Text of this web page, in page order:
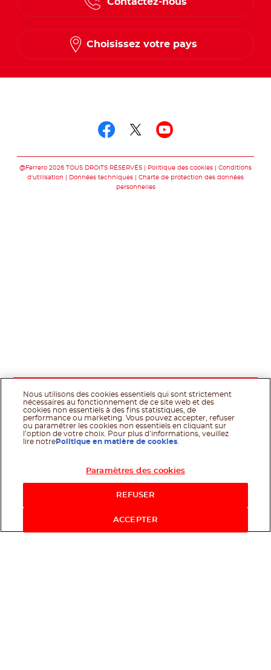
French
Choisissez votre pays
@Ferrero 2026 TOUS DROITS RÉSERVÉS Politique des cookies
Conditions
d'utilisation
Données techniques
Charte de protection des données
personnelles
Nous utilisons des cookies essentiels qui sont strictement
nécessaires au fonctionnement de ce site web et des
cookies non essentiels à des fins statistiques, de
performance ou marketing. Vous pouvez accepter, refuser
ou paramétrer les cookies non essentiels en cliquant sur
l’option de votre choix. Pour plus d’informations, veuillez
lire notre Politique en matière de cookies
Paramètres des cookies
REFUSER
ACCEPTER